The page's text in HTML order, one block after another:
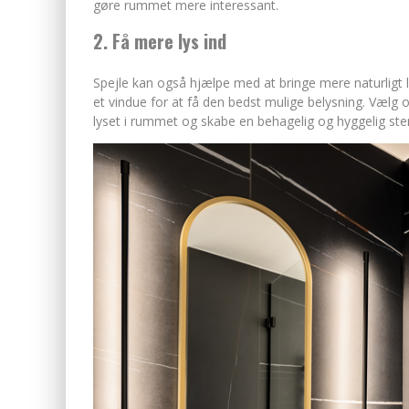
gøre rummet mere interessant.
2. Få mere lys ind
Spejle kan også hjælpe med at bringe mere
et vindue for at få den bedst mulige belysning.
lyset i rummet og skabe en behagelig og hyggelig